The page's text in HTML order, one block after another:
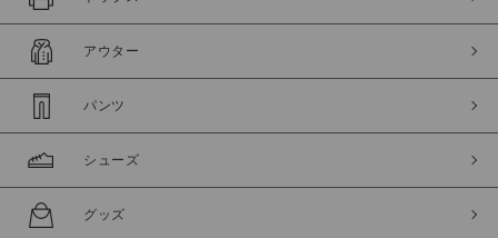
在庫
在庫あり 在庫なし含む
アウター
パンツ
シューズ
グッズ